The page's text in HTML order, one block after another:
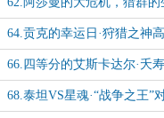
已经岌岌可危
64.贡克的幸运日·狩猎之神
给“以身饲虎”的阿莎曼女士磕
66.四等分的艾斯卡达尔·夭寿
我的天才小师弟只想躺平
68.泰坦VS星魂·“战争之王”